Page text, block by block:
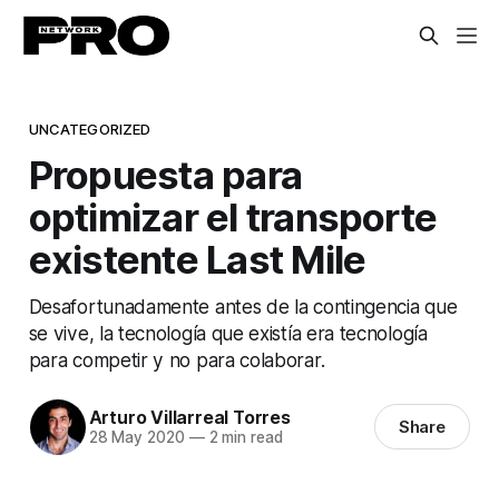
UNCATEGORIZED
Propuesta para
optimizar el transporte
existente Last Mile
Desafortunadamente antes de la contingencia que
se vive, la tecnología que existía era tecnología
para competir y no para colaborar.
Arturo Villarreal Torres
28 May 2020 —2 min read Share